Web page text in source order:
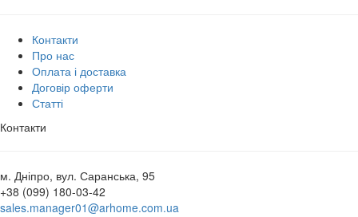
Контакти
Про нас
Оплата і доставка
Договір оферти
Статті
Контакти
м. Дніпро, вул. Саранська, 95
+38 (099) 180-03-42
sales.manager01@arhome.com.ua